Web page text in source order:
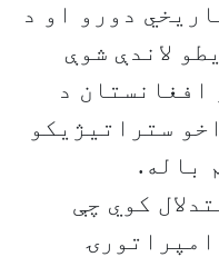
دورو او د
لاندې شوې
افغانستان د
ستراتیژیکو
باله.
کوي چې